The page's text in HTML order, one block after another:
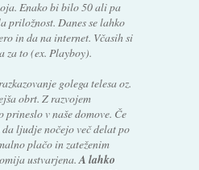
Enako bi bilo 50 ali pa
priložnost. Danes se lahko
in da na internet. Včasih si
za to (ex. Playboy).
golega telesa oz.
obrt. Z razvojem
v naše domove. Če
ljudje nočejo več delat po
plačo in zateženim
ustvarjena.A lahko